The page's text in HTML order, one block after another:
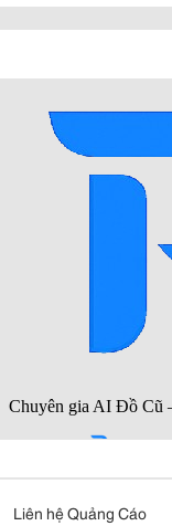
Liên hệ Quảng Cáo